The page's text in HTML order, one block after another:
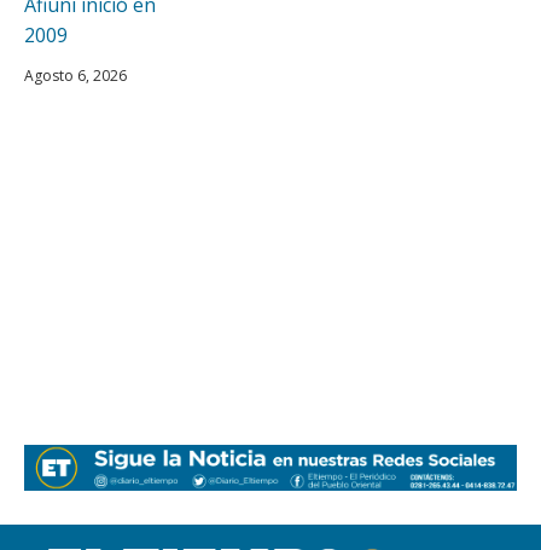
Agosto 6, 2026